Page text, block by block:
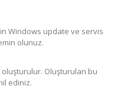
Windows update ve servis
olunuz.
oluşturulur. Oluşturulan bu
dahil ediniz.